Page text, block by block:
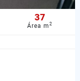
37
Área m2